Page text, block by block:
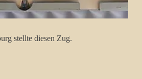
stellte diesen Zug.